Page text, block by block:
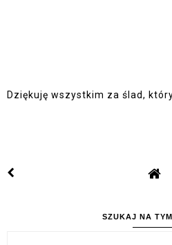
Dziękuję wszystkim za ślad,
SZUKAJ NA